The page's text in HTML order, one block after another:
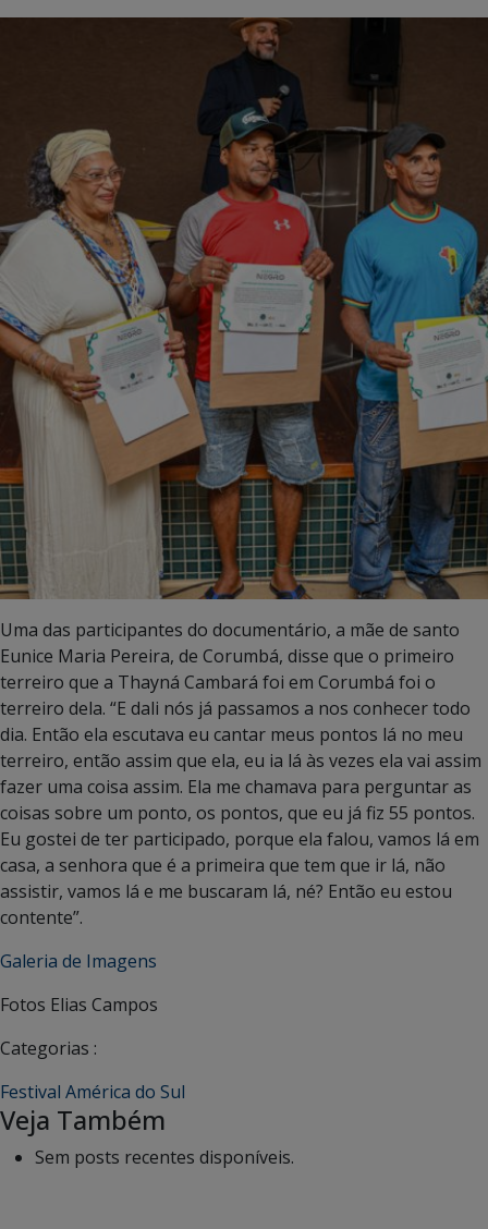
Uma das participantes do documentário, a mãe de santo
Eunice Maria Pereira, de Corumbá, disse que o primeiro
terreiro que a Thayná Cambará foi em Corumbá foi o
terreiro dela. “E dali nós já passamos a nos conhecer todo
dia. Então ela escutava eu cantar meus pontos lá no meu
terreiro, então assim que ela, eu ia lá às vezes ela vai assim
fazer uma coisa assim. Ela me chamava para perguntar as
coisas sobre um ponto, os pontos, que eu já fiz 55 pontos.
Eu gostei de ter participado, porque ela falou, vamos lá em
casa, a senhora que é a primeira que tem que ir lá, não
assistir, vamos lá e me buscaram lá, né? Então eu estou
contente”.
Galeria de Imagens
Fotos Elias Campos
Categorias :
Festival América do Sul
Veja Também
Sem posts recentes disponíveis.